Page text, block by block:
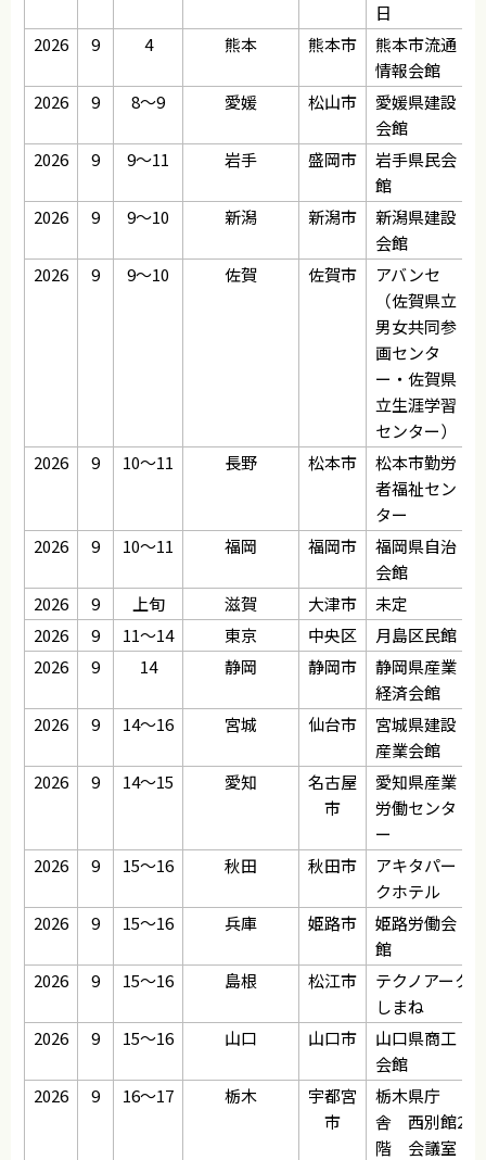
日
2026
9 4 熊本 熊本市
熊本市流通
情報会館
2026
9 8～9 愛媛 松山市
愛媛県建設
会館
2026
9 9～11 岩手 盛岡市
岩手県民会
館
2026
9 9～10 新潟 新潟市
新潟県建設
会館
2026
9 9～10 佐賀 佐賀市
アバンセ
（佐賀県立
男女共同参
画センタ
ー・佐賀県
立生涯学習
センター）
2026
9 10～11 長野 松本市
松本市勤労
者福祉セン
ター
2026
9 10～11 福岡 福岡市
福岡県自治
会館
2026
9 上旬 滋賀 大津市
未定
2026
9 11～14 東京 中央区
月島区民館
2026
9 14 静岡 静岡市
静岡県産業
経済会館
2026
9 14～16 宮城 仙台市
宮城県建設
産業会館
2026
9 14～15 愛知
名古屋
市
愛知県産業
労働センタ
ー
2026
9 15～16 秋田 秋田市
アキタパー
クホテル
2026
9 15～16 兵庫 姫路市
姫路労働会
館
2026
9 15～16 島根 松江市
テクノアーク
しまね
2026
9 15～16 山口 山口市
山口県商工
会館
2026
9 16～17 栃木
宇都宮
市
栃木県庁
舎 西別館2
階 会議室